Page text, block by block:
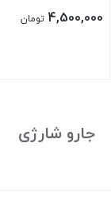
4,500,000 تومان
جارو شارژی